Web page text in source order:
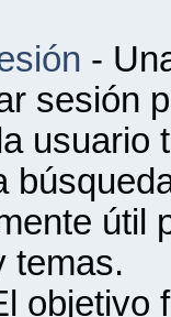
-
sesión
usuario
útil
temas.
objetivo